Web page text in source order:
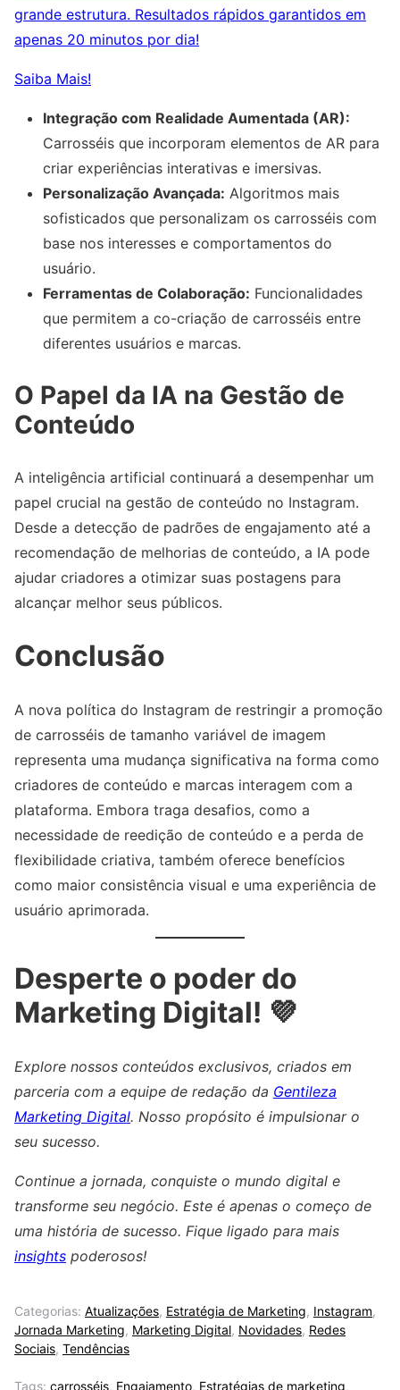
grande estrutura. Resultados rápidos garantidos em
apenas 20 minutos por dia!
Saiba Mais!
Integração com Realidade Aumentada (AR):
Carrosséis que incorporam elementos de AR para
criar experiências interativas e imersivas.
Personalização Avançada: Algoritmos mais
sofisticados que personalizam os carrosséis com
base nos interesses e comportamentos do
usuário.
Ferramentas de Colaboração: Funcionalidades
que permitem a co-criação de carrosséis entre
diferentes usuários e marcas.
O Papel da IA na Gestão de
Conteúdo
A inteligência artificial continuará a desempenhar um
papel crucial na gestão de conteúdo no Instagram.
Desde a detecção de padrões de engajamento até a
recomendação de melhorias de conteúdo, a IA pode
ajudar criadores a otimizar suas postagens para
alcançar melhor seus públicos.
Conclusão
A nova política do Instagram de restringir a promoção
de carrosséis de tamanho variável de imagem
representa uma mudança significativa na forma como
criadores de conteúdo e marcas interagem com a
plataforma. Embora traga desafios, como a
necessidade de reedição de conteúdo e a perda de
flexibilidade criativa, também oferece benefícios
como maior consistência visual e uma experiência de
usuário aprimorada.
Desperte o poder do
Marketing Digital! 💜
Explore nossos conteúdos exclusivos, criados em
parceria com a equipe de redação da Gentileza
Marketing Digital. Nosso propósito é impulsionar o
seu sucesso.
Continue a jornada, conquiste o mundo digital e
transforme seu negócio. Este é apenas o começo de
uma história de sucesso. Fique ligado para mais
insights poderosos!
Categorias: Atualizações, Estratégia de Marketing, Instagram,
Jornada Marketing, Marketing Digital, Novidades, Redes
Sociais, Tendências
Tags: carrosséis, Engajamento, Estratégias de marketing,